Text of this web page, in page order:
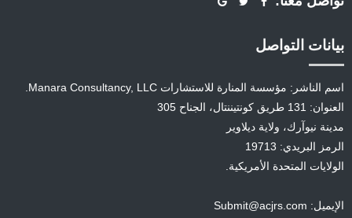
بيانات التواصل
اسم الناشر: مؤسسة المنارة للاستشارات Manara Consultancy, LLC.
العنوان: 131 طريق كونتيننتال، الجناح 305
مدينة نيوآرك، ولاية ديلاوير
الرمز البريدي: 19713
الولايات المتحدة الأمريكية.
الإيميل: Submit@acjrs.com